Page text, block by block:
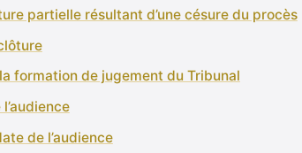
partielle résultant d’une césure du procès
formation de jugement du Tribunal
de l’audience